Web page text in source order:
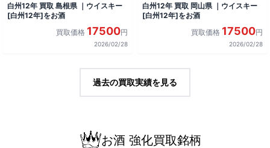
白州12年 買取 島根県 ｜ウイスキー
[白州12年]をお酒
買取価格 17500円
2026/02/28
白州12年 買取 岡山県 ｜ウイスキー
[白州12年]をお酒
買取価格 17500円
2026/02/28
過去の買取実績を見る
お酒 強化買取銘柄